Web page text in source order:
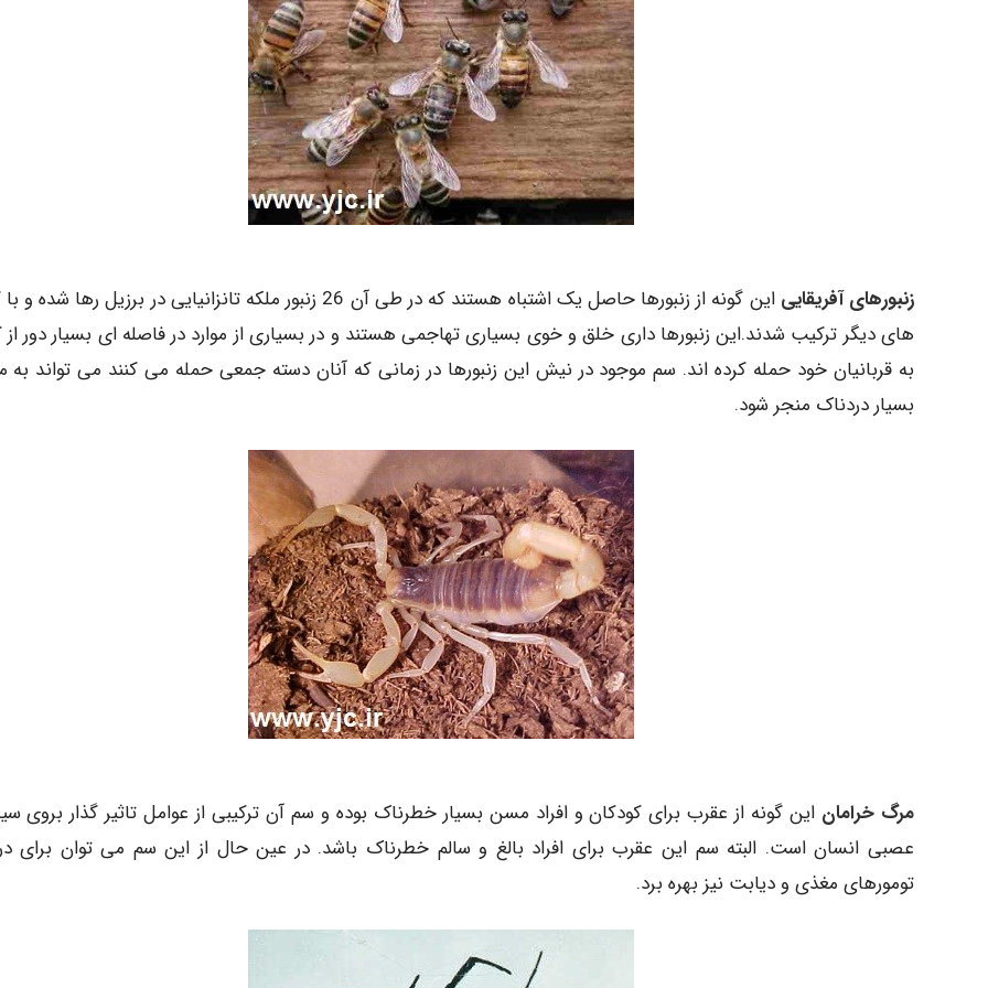
زنبورهای آفریقایی
این گونه از زنبورها حاصل یک اشتباه هستند که در طی آن 26 زنبور ملکه تانزانیایی در برزیل رها
های دیگر ترکیب شدند.این زنبورها داری خلق و خوی بسیاری تهاجمی هستند و در بسیاری از موارد در فاصله ای بسیار دور از
به قربانیان خود حمله کرده اند. سم موجود در نیش این زنبورها در زمانی که آنان دسته جمعی حمله می کنند می تواند به
بسیار دردناک منجر شود.
مرگ خرامان این گونه از عقرب برای کودکان و افراد مسن بسیار خطرناک بوده و سم آن ترکیبی از عوامل تاثیر گذار بروی
عصبی انسان است. البته سم این عقرب برای افراد بالغ و سالم خطرناک باشد. در عین حال از این سم می توان برای
تومورهای مغذی و دیابت نیز بهره برد.